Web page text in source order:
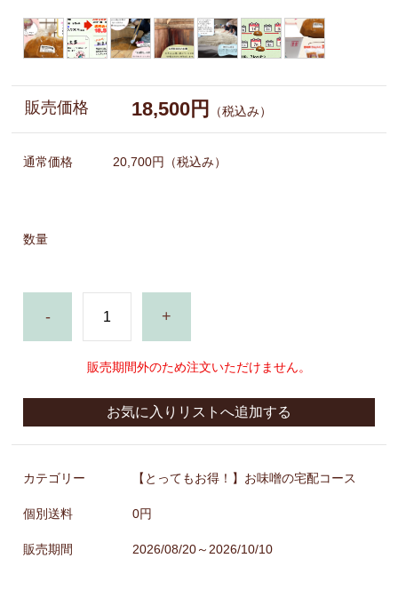
販売価格 18,500円 （税込み）
通常価格 20,700円 （税込み）
数量
- +
販売期間外のため注文いただけません。
お気に入りリストへ追加する
カテゴリー 【とってもお得！】お味噌の宅配コース
個別送料 0円
販売期間 2026/08/20～2026/10/10